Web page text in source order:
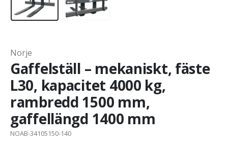
Norje
Gaffelställ – mekaniskt, fäste
L30, kapacitet 4000 kg,
rambredd 1500 mm,
gaffellängd 1400 mm
NOAB-34105150-140